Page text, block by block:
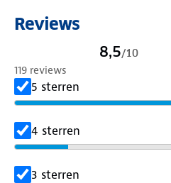
Reviews
8,5/10
119 reviews
5 sterren
4 sterren
3 sterren